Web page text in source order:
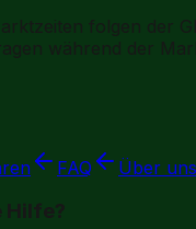
folgen der
während der
FAQ Über uns
Hilfe?